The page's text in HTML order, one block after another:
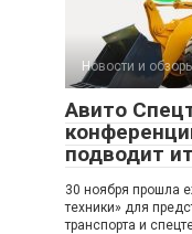
Новости и
Авито
подводит
30 ноября прошла
техники» для
транспорта и